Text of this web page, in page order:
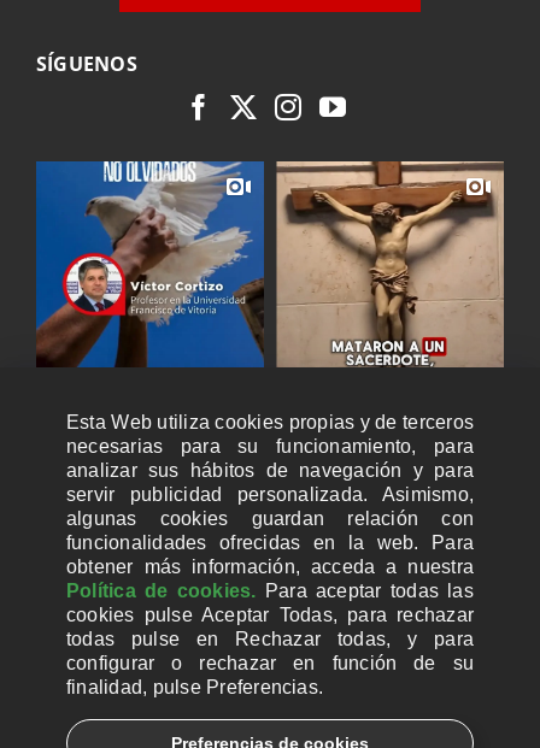
SÍGUENOS
CUENTAS BANCARIAS PARA DONAR
Esta Web utiliza cookies propias y de terceros
necesarias para su funcionamiento, para
analizar sus hábitos de navegación y para
servir publicidad personalizada. Asimismo,
algunas cookies guardan relación con
funcionalidades ofrecidas en la web. Para
obtener más información, acceda a nuestra
Política de cookies. Para aceptar todas las
cookies pulse Aceptar Todas, para rechazar
todas pulse en Rechazar todas, y para
configurar o rechazar en función de su
finalidad, pulse Preferencias.
Preferencias de cookies